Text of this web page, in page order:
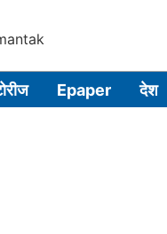
Epaper देश